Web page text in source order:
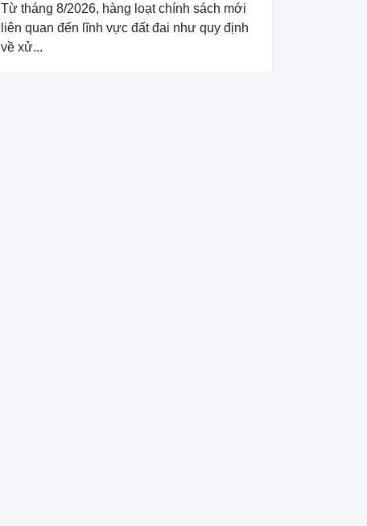
Từ tháng 8/2026, hàng loạt chính sách mới
liên quan đến lĩnh vực đất đai như quy định
về xử...